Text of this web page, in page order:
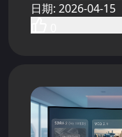
日期: 2026-04-15